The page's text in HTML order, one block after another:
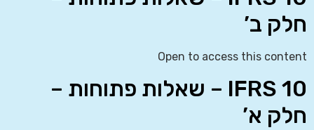
חלק ב’
Open to access this content
IFRS 10 – שאלות פתוחות –
חלק א’